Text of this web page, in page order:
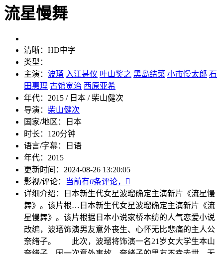
流星慢舞
清晰： HD中字
类型：
主演： 波瑠 入江甚仪 叶山奖之 黑岛结菜 小市慢太郎 石
田惠理 古馆宽治 西原亚希
年代： 2015 / 日本 / 柴山健次
导演： 柴山健次
国家/地区：
日本
时长： 120分钟
语言/字幕：
日语
年代： 2015
更新时间： 2024-08-26 13:20:05
影视/评论：
当前有0条评论，

详细介绍：
日本新生代女星波瑠确定主演新片《流星慢
舞》。该片根… 日本新生代女星波瑠确定主演新片《流
星慢舞》。该片根据日本小说家桥本纺的人气恋爱小说
改编，波瑠饰演男友意外丧生、心怀无比悲痛的主人公
奈绪子。 此次，波瑠将饰演一名21岁女大学生本山